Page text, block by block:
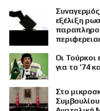
εξέλιξη
Οι Τούρκοι
για το ’74
Στο